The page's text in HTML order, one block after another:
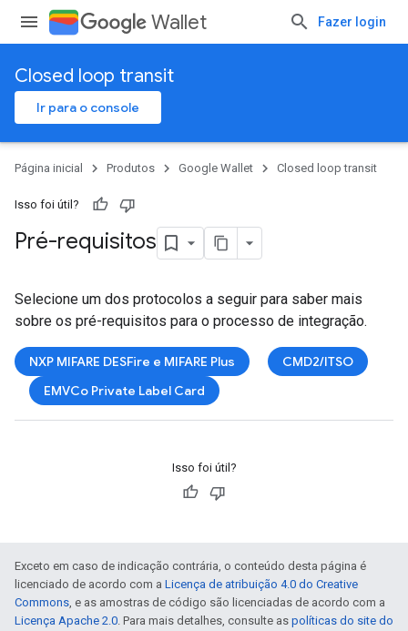
Wallet Fazer login
Closed loop transit
Ir para o console
Página inicial Produtos Google Wallet Closed loop transit
Isso foi útil?
Pré-requisitos
Selecione um dos protocolos a seguir para saber mais
sobre os pré-requisitos para o processo de integração.
NXP MIFARE DESFire e MIFARE Plus
CMD2/ITSO
EMVCo Private Label Card
Isso foi útil?
Exceto em caso de indicação contrária, o conteúdo desta página é
licenciado de acordo com a Licença de atribuição 4.0 do Creative
Commons, e as amostras de código são licenciadas de acordo com a
Licença Apache 2.0. Para mais detalhes, consulte as políticas do site do